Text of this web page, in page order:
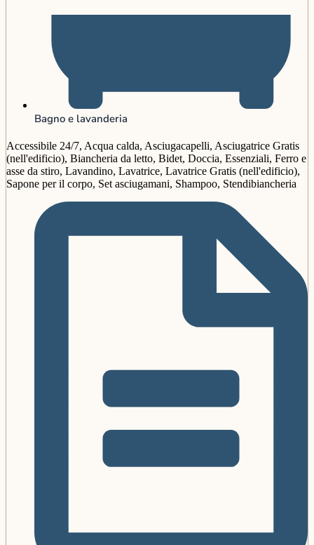
Bagno e lavanderia
Accessibile 24/7, Acqua calda, Asciugacapelli, Asciugatrice Gratis
(nell'edificio), Biancheria da letto, Bidet, Doccia, Essenziali, Ferro e
asse da stiro, Lavandino, Lavatrice, Lavatrice Gratis (nell'edificio),
Sapone per il corpo, Set asciugamani, Shampoo, Stendibiancheria